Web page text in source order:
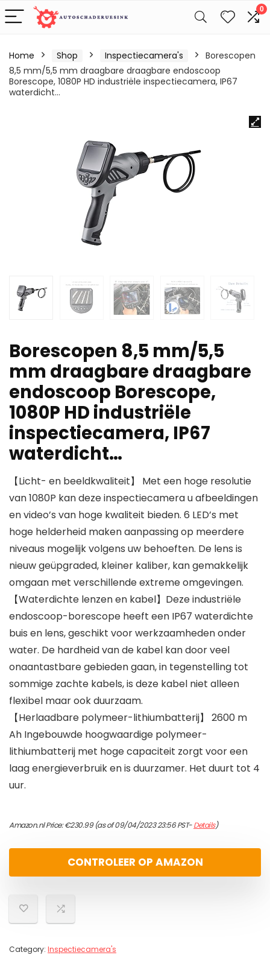
0
Home Shop Inspectiecamera's
Borescopen
8,5 mm/5,5 mm draagbare draagbare endoscoop
Borescope, 1080P HD industriële inspectiecamera, IP67
waterdicht…
Borescopen 8,5 mm/5,5
mm draagbare draagbare
endoscoop Borescope,
1080P HD industriële
inspectiecamera, IP67
waterdicht…
【Licht- en beeldkwaliteit】 Met een hoge resolutie
van 1080P kan deze inspectiecamera u afbeeldingen
en video’s van hoge kwaliteit bieden. 6 LED’s met
hoge helderheid maken aanpassing op meerdere
niveaus mogelijk volgens uw behoeften. De lens is
nieuw geüpgraded, kleiner kaliber, kan gemakkelijk
omgaan met verschillende extreme omgevingen.
【Waterdichte lenzen en kabel】Deze industriële
endoscoop-borescope heeft een IP67 waterdichte
buis en lens, geschikt voor werkzaamheden onder
water. De hardheid van de kabel kan door veel
onaantastbare gebieden gaan, in tegenstelling tot
sommige zachte kabels, is deze kabel niet alleen
flexibel maar ook duurzaam.
【Herlaadbare polymeer-lithiumbatterij】 2600 m
Ah Ingebouwde hoogwaardige polymeer-
lithiumbatterij met hoge capaciteit zorgt voor een
laag energieverbruik en is duurzamer. Het duurt tot 4
uur.
Amazon.nl Price:€230.99(as of 09/04/2023 23:56 PST-Details)
CONTROLEER OP AMAZON
Category: Inspectiecamera's